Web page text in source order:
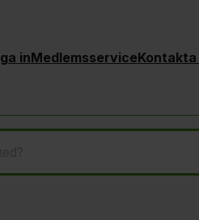
inMedlemsserviceKontakta